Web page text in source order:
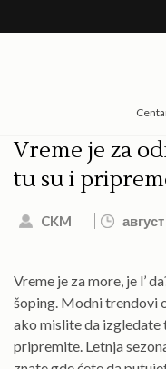
to
Vreme je za
tu su i
CKM
Vreme je za more, je l’
šoping. Modni trendovi
ako mislite da izgledate
pripremite. Letnja